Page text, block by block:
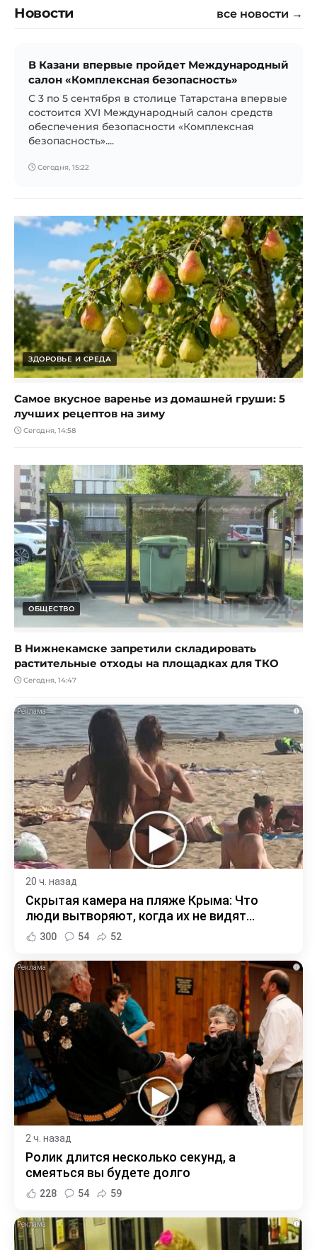
Новости все новости →
В Казани впервые пройдет Международный
салон «Комплексная безопасность»
С 3 по 5 сентября в столице Татарстана впервые
состоится XVI Международный салон средств
обеспечения безопасности «Комплексная
безопасность»....
Сегодня, 15:22
ЗДОРОВЬЕ И СРЕДА
Самое вкусное варенье из домашней груши: 5
лучших рецептов на зиму
Сегодня, 14:58
ОБЩЕСТВО
В Нижнекамске запретили складировать
растительные отходы на площадках для ТКО
Сегодня, 14:47
i
20 ч. назад
Скрытая камера на пляже Крыма: Что
люди вытворяют, когда их не видят...
300 54 52
i
2 ч. назад
Ролик длится несколько секунд, а
смеяться вы будете долго
228 54 59
i